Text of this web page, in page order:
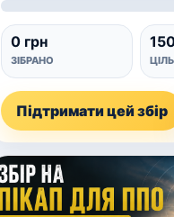
0 грн
ЗІБРАНО ЦІЛЬ
Підтримати цей збір